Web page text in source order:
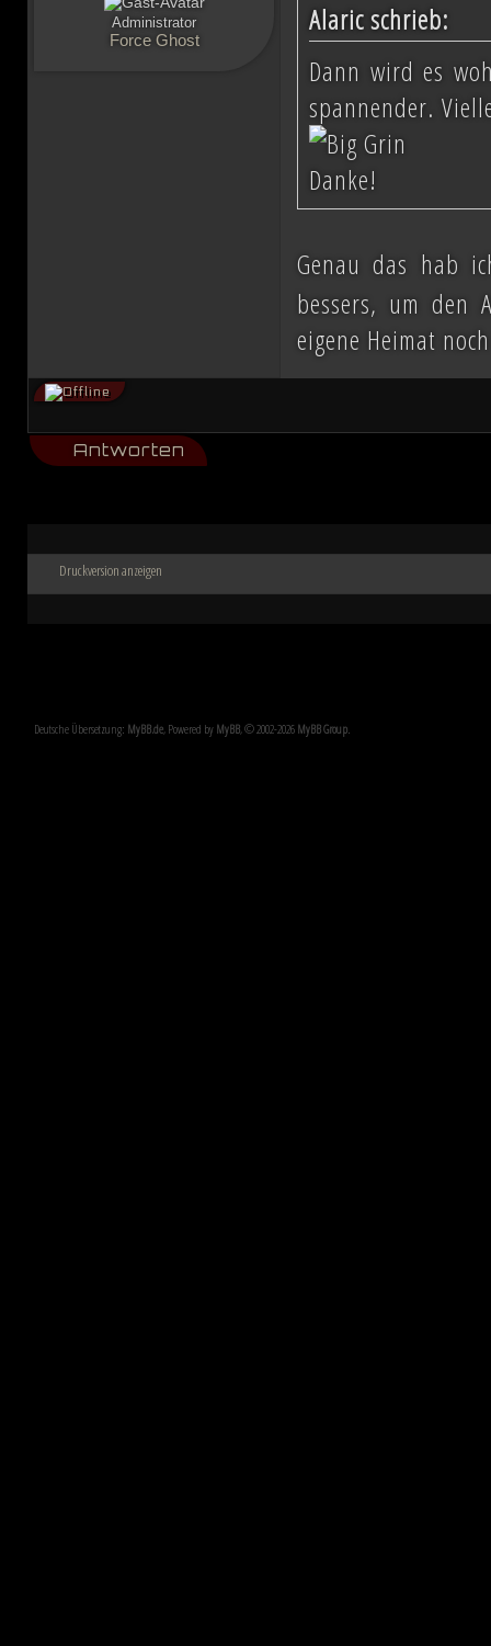
Administrator
Force Ghost
Alaric schrieb:
Dann wird es
spannender.
Danke!
Genau das hab
bessers, um den
eigene Heimat
Antworten
Druckversion anzeigen
Deutsche Übersetzung: MyBB.de, Powered by MyBB, © 2002-2026 MyBB Group.